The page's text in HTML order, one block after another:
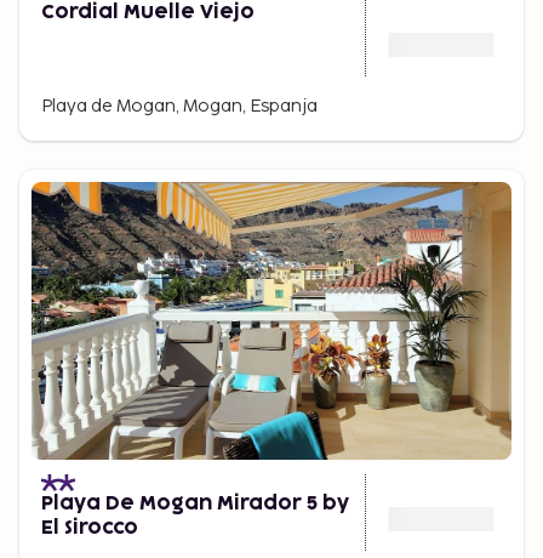
Cordial Muelle Viejo
Playa de Mogan, Mogan, Espanja
Playa De Mogan Mirador 5 by
El Sirocco